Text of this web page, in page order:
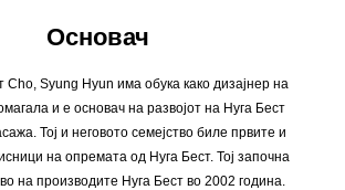
Основач
Cho, Syung Hyun има обука како дизајнер на
и е основач на развојот на Нуга Бест
Тој и неговото семејство биле првите и
на опремата од Нуга Бест. Тој започна
на производите Нуга Бест во 2002 година.